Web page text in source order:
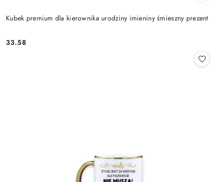
Kubek premium dla kierownika urodziny imieniny śmieszny prezent
Cena:
33.58